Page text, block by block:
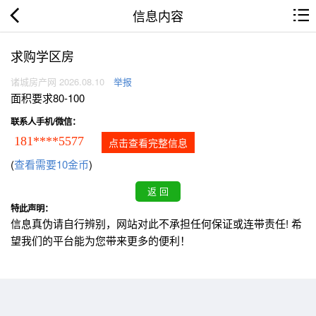
信息内容
求购学区房
诸城房产网 2026.08.10 举报
面积要求80-100
联系人手机/微信：
181****5577 点击查看完整信息
(查看需要10金币)
特此声明：
信息真伪请自行辨别，网站对此不承担任何保证或连带责任! 希
望我们的平台能为您带来更多的便利！